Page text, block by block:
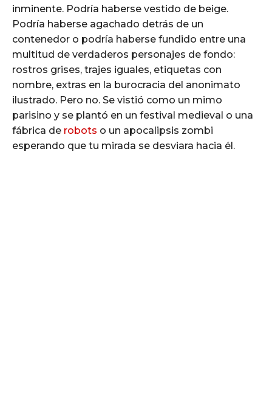
inminente. Podría haberse vestido de beige.
Podría haberse agachado detrás de un
contenedor o podría haberse fundido entre una
multitud de verdaderos personajes de fondo:
rostros grises, trajes iguales, etiquetas con
nombre, extras en la burocracia del anonimato
ilustrado. Pero no. Se vistió como un mimo
parisino y se plantó en un festival medieval o una
fábrica de robots o un apocalipsis zombi
esperando que tu mirada se desviara hacia él.